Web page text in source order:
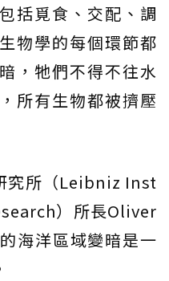
括覓食、交配、調
物學的每個環節都
，牠們不得不往水
所有生物都被擠壓
究所（Leibniz Inst
）所長Oliver
海洋區域變暗是一